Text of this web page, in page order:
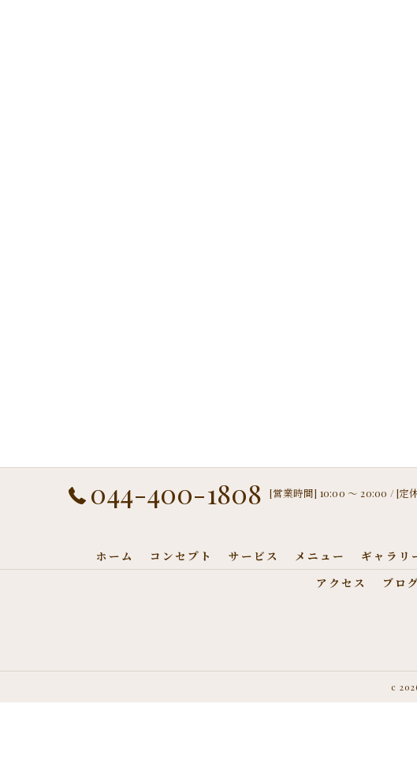
044-400-1808 [営業時間] 10:00 〜 20:00 / [定
ホーム コンセプト サービス メニュー ギャラリ
アクセス
ブログ
c